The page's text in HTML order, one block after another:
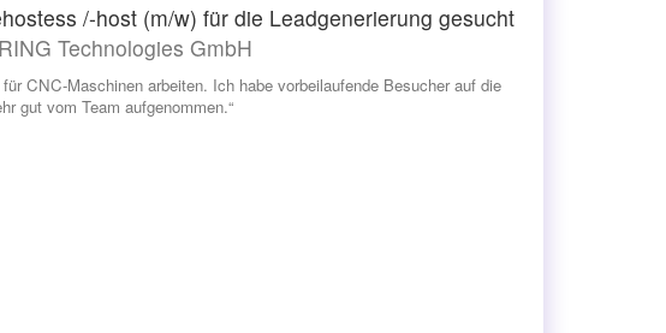
/-host (m/w) für die Leadgenerierung gesucht
Technologies GmbH
CNC-Maschinen arbeiten. Ich habe vorbeilaufende Besucher auf die
gut vom Team aufgenommen.“